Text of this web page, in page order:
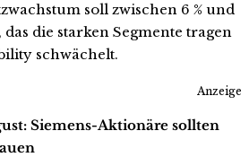
soll zwischen 6 % und
die starken Segmente tragen
schwächelt.
Anzeige
Siemens-Aktionäre sollten